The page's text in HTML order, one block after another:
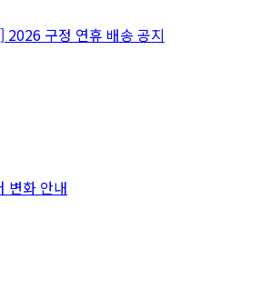
2026 구정 연휴 배송 공지
변화 안내